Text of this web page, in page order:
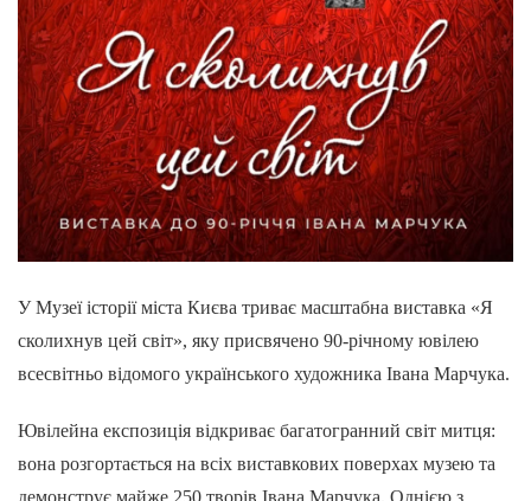
У Музеї історії міста Києва триває масштабна виставка «Я
сколихнув цей світ», яку присвячено 90-річному ювілею
всесвітньо відомого українського художника Івана Марчука.
Ювілейна експозиція відкриває багатогранний світ митця:
вона розгортається на всіх виставкових поверхах музею та
демонструє майже 250 творів Івана Марчука. Однією з